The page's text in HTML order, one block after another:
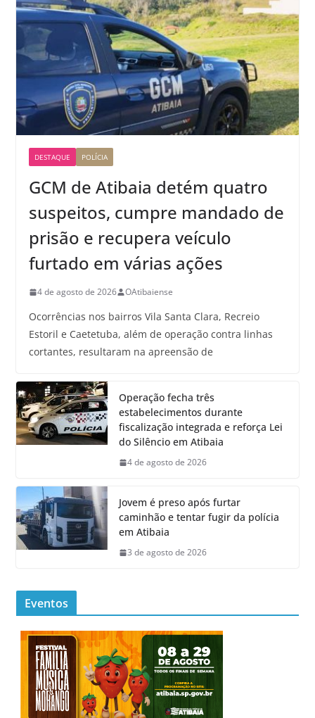
DESTAQUE POLÍCIA
GCM de Atibaia detém quatro
suspeitos, cumpre mandado de
prisão e recupera veículo
furtado em várias ações
4 de agosto de 2026 OAtibaiense
Ocorrências nos bairros Vila Santa Clara, Recreio
Estoril e Caetetuba, além de operação contra linhas
cortantes, resultaram na apreensão de
Operação fecha três
estabelecimentos durante
fiscalização integrada e reforça Lei
do Silêncio em Atibaia
4 de agosto de 2026
Jovem é preso após furtar
caminhão e tentar fugir da polícia
em Atibaia
3 de agosto de 2026
Eventos